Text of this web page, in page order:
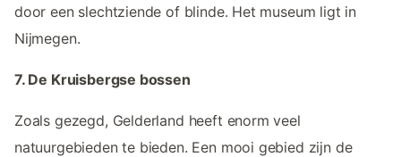
door een slechtziende of blinde. Het museum ligt in
Nijmegen.
7. De Kruisbergse bossen
Zoals gezegd, Gelderland heeft enorm veel
natuurgebieden te bieden. Een mooi gebied zijn de